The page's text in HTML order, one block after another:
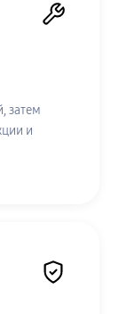
затем
и